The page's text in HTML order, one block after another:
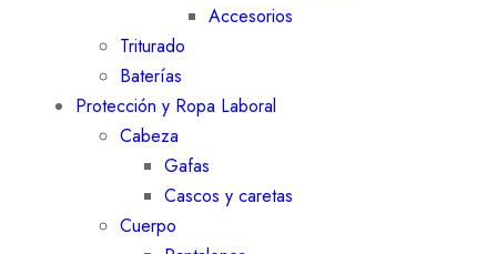
Accesorios
Triturado
Baterías
Protección y Ropa Laboral
Cabeza
Gafas
Cascos y caretas
Cuerpo